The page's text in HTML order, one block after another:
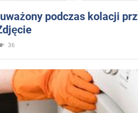
podczas kolacji
36